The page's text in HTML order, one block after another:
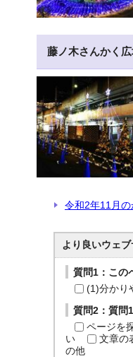
藤ノ木さんかく
令和2年11月
より良いウェ
質問1：この
(1)分かり
質問2：質問
ページを
い
文章の
の他